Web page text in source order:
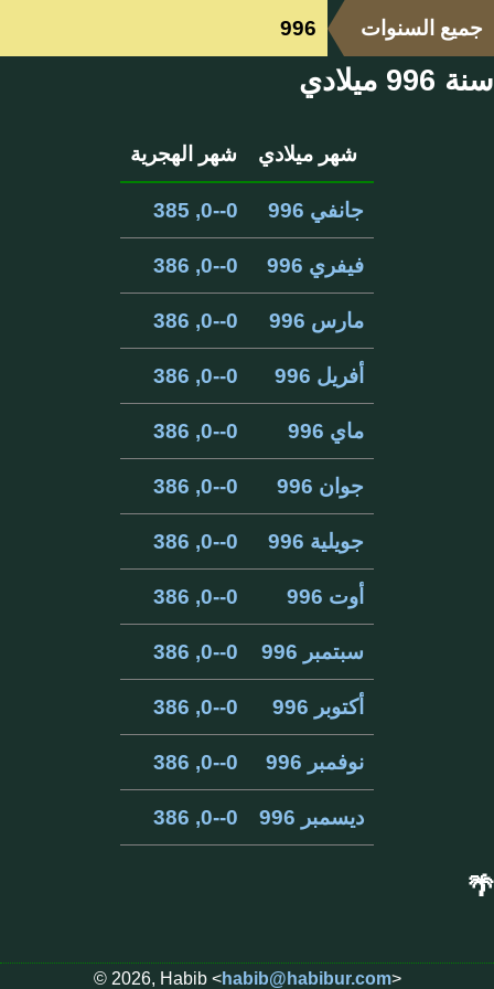
جميع السنوات 996
سنة 996 ميلادي
شهر ميلادي شهر الهجرية
جانفي 996 0--0, 385
فيفري 996 0--0, 386
مارس 996 0--0, 386
أفريل 996 0--0, 386
ماي 996 0--0, 386
جوان 996 0--0, 386
جويلية 996 0--0, 386
أوت 996 0--0, 386
سبتمبر 996 0--0, 386
أكتوبر 996 0--0, 386
نوفمبر 996 0--0, 386
ديسمبر 996 0--0, 386
🌴
© 2026, Habib <habib@habibur.com>